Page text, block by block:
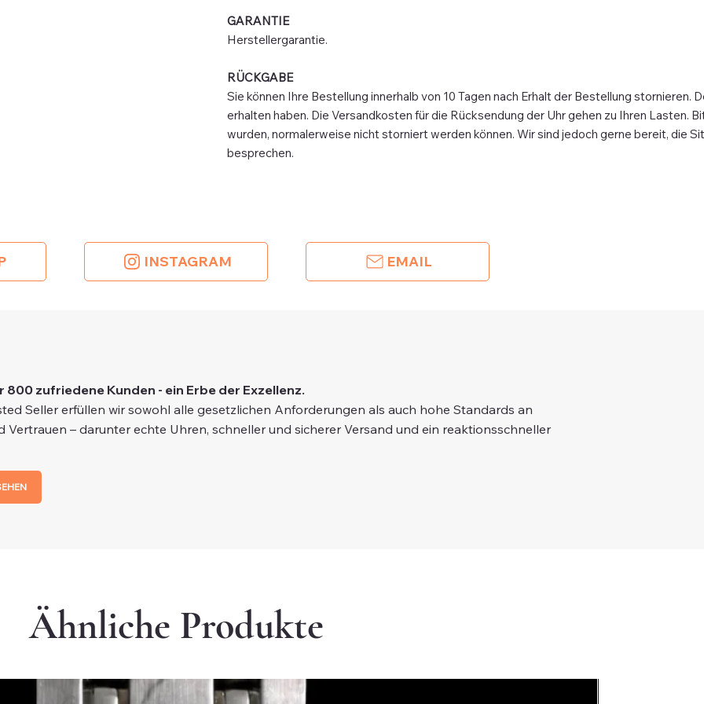
GARANTIE
Herstellergarantie.
RÜCKGABE
Sie können Ihre Bestellung innerhalb von 10 Tagen nach Erhalt der Bestellung stornieren.
erhalten haben. Die Versandkosten für die Rücksendung der Uhr gehen zu Ihren Lasten.
wurden, normalerweise nicht storniert werden können. Wir sind jedoch gerne bereit, die
besprechen.
INSTAGRAM EMAIL
800 zufriedene Kunden - ein Erbe der Exzellenz.
Seller erfüllen wir sowohl alle gesetzlichen Anforderungen als auch hohe Standards an
Vertrauen – darunter echte Uhren, schneller und sicherer Versand und ein reaktionsschneller
Ähnliche Produkte